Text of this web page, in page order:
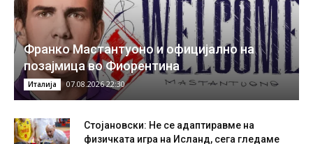
Франко Мастантуоно и официјално на
позајмица во Фиорентина
Италија 07.08.2026 22:30
Стојановски: Не се адаптиравме на
физичката игра на Исланд, сега гледаме